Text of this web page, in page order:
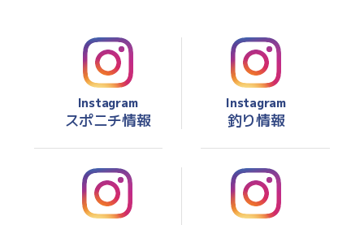
Instagram
スポニチ情報
Instagram
釣り情報